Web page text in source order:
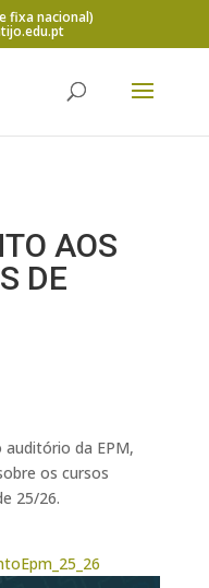
fixa nacional)
AOS
DE
da EPM,
os cursos
25/26.